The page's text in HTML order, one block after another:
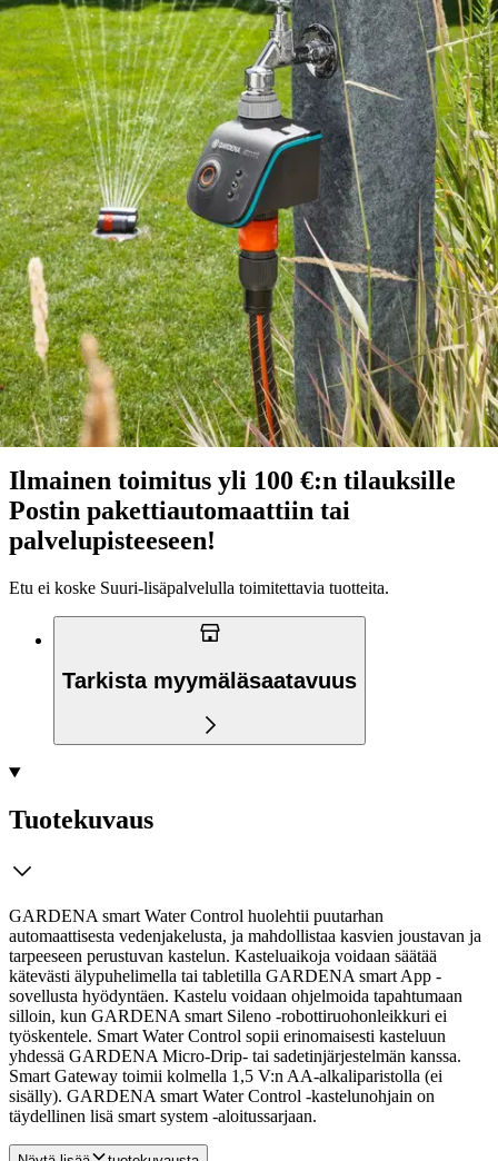
automaattiseen kastelun
ohjaamiseen
141,55 €
Asiakasomistajahinta
Hinta ilman S-Etukorttia: 149,00 €
Verkkokaupan hinta
Valitse toimitustapa
Nouto myymälästä
Ilmainen
Siirry valitsemaan myymälä
Toimitus
Ei saatavilla
Ilmainen toimitus yli 100 €:n tilauksille
Postin pakettiautomaattiin tai
palvelupisteeseen!
Etu ei koske Suuri‑lisäpalvelulla toimitettavia tuotteita.
Tarkista myymäläsaatavuus
Tuotekuvaus
GARDENA smart Water Control huolehtii puutarhan
automaattisesta vedenjakelusta, ja mahdollistaa kasvien joustavan ja
tarpeeseen perustuvan kastelun. Kasteluaikoja voidaan säätää
kätevästi älypuhelimella tai tabletilla GARDENA smart App -
sovellusta hyödyntäen. Kastelu voidaan ohjelmoida tapahtumaan
silloin, kun GARDENA smart Sileno -robottiruohonleikkuri ei
työskentele. Smart Water Control sopii erinomaisesti kasteluun
yhdessä GARDENA Micro-Drip- tai sadetinjärjestelmän kanssa.
Smart Gateway toimii kolmella 1,5 V:n AA-alkaliparistolla (ei
sisälly). GARDENA smart Water Control -kastelunohjain on
täydellinen lisä smart system -aloitussarjaan.